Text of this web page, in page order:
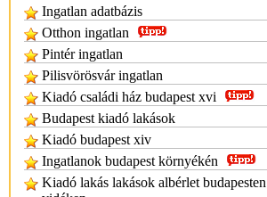
Ingatlan adatbázis
Otthon ingatlan
Pintér ingatlan
Pilisvörösvár ingatlan
Kiadó családi ház budapest xvi
Budapest kiadó lakások
Kiadó budapest xiv
Ingatlanok budapest környékén
Kiadó lakás lakások albérlet